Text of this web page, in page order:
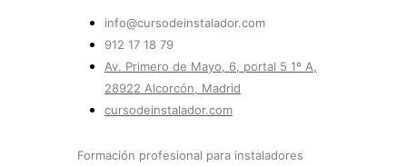
info@cursodeinstalador.com
912 17 18 79
Av. Primero de Mayo, 6, portal 5 1º A,
28922 Alcorcón, Madrid
cursodeinstalador.com
Formación profesional para instaladores